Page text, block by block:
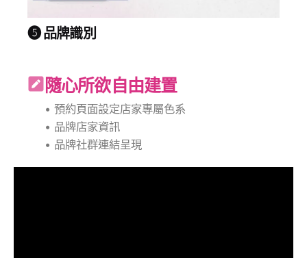
❺ 品牌識別
隨心所欲自由建置
• 預約頁面設定店家專屬色系
• 品牌店家資訊
• 品牌社群連結呈現